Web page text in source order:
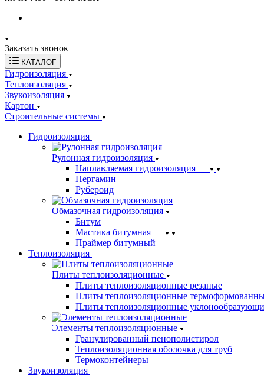
Заказать звонок
КАТАЛОГ
Гидроизоляция
Теплоизоляция
Звукоизоляция
Картон
Строительные системы
Гидроизоляция
Рулонная гидроизоляция
Наплавляемая гидроизоляция
Пергамин
Рубероид
Обмазочная гидроизоляция
Битум
Мастика битумная
Праймер битумный
Теплоизоляция
Плиты теплоизоляционные
Плиты теплоизоляционные резаные
Плиты теплоизоляционные
Плиты теплоизоляционные
Элементы теплоизоляционные
Гранулированный пенополистирол
Теплоизоляционная оболочка для труб
Термоконтейнеры
Звукоизоляция